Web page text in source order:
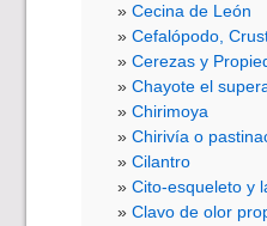
Cecina de León
Cefalópodo,
Cerezas y
Chayote el
Chirimoya
Chirivía o
Cilantro
Cito-esqueleto y
Clavo de olor